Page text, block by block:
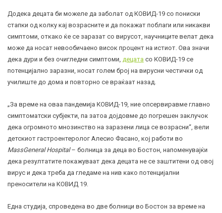
Додека децата би можеле да заболат од КОВИД-19 со пониски
стапки од колку кај возрасните и да покажат поблаги или никакви
симптоми, откако ќе се заразат со вирусот, научниците велат дека
може да носат невообичаено висок процент на истиот. Ова значи
дека дури и без очигледни симптоми, децата со КОВИД-19 се
потенцијално заразни, носат голем број на вирусни честички од
училиште до дома и повторно се враќаат назад.
„За време на оваа пандемија КОВИД-19, ние опсервиравме главно
симптоматски субјекти, па затоа дојдовме до погрешен заклучок
дека огромното мнозинство на заразени лица се возрасни“, вели
детскиот гастроентеролог Алесио Фасано, кој работи во
MassGeneral Hospital– болница за деца во Бостон, напоменувајќи
дека резултатите покажуваат дека децата не се заштитени од овој
вирус и дека треба да гледаме на нив како потенцијални
преносители на КОВИД 19.
Една студија, спроведена во две болници во Бостон за време на